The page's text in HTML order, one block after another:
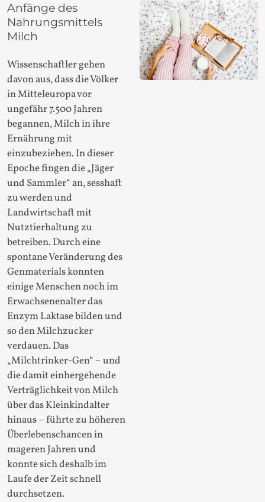
Anfänge des
Nahrungsmittels
Milch
Wissenschaftler gehen
davon aus, dass die Völker
in Mitteleuropa vor
ungefähr 7.500 Jahren
begannen, Milch in ihre
Ernährung mit
einzubeziehen. In dieser
Epoche fingen die „Jäger
und Sammler“ an, sesshaft
zu werden und
Landwirtschaft mit
Nutztierhaltung zu
betreiben. Durch eine
spontane Veränderung des
Genmaterials konnten
einige Menschen noch im
Erwachsenenalter das
Enzym Laktase bilden und
so den Milchzucker
verdauen. Das
„Milchtrinker-Gen“ – und
die damit einhergehende
Verträglichkeit von Milch
über das Kleinkindalter
hinaus – führte zu höheren
Überlebenschancen in
mageren Jahren und
konnte sich deshalb im
Laufe der Zeit schnell
durchsetzen.